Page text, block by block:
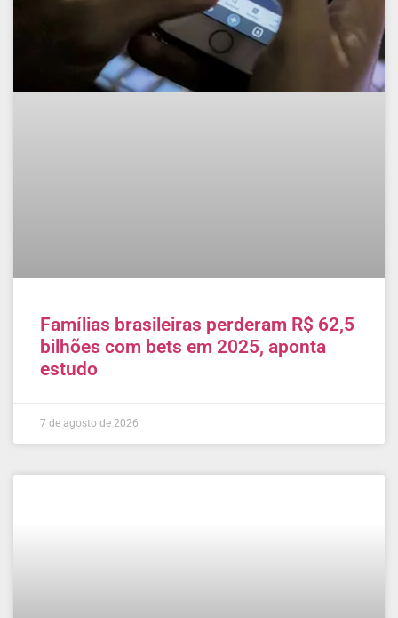
Famílias brasileiras perderam R$ 62,5
bilhões com bets em 2025, aponta
estudo
7 de agosto de 2026